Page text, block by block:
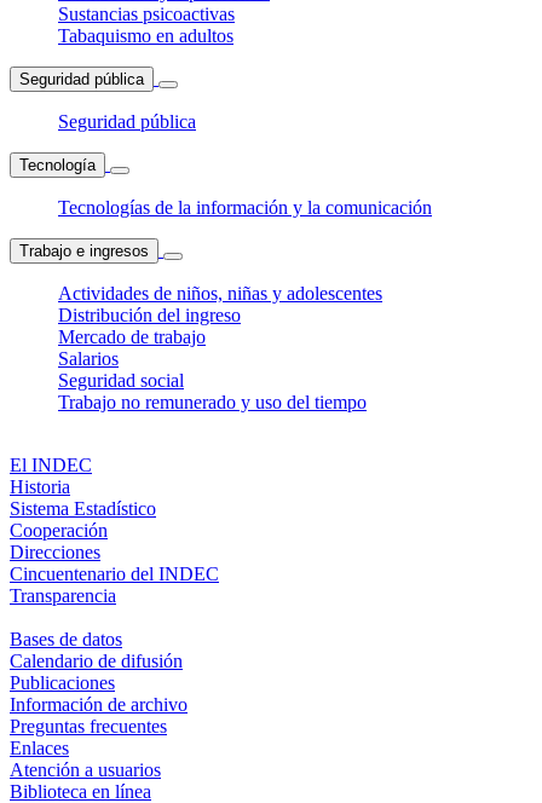
Sustancias psicoactivas
Tabaquismo en adultos
Seguridad pública
Seguridad pública
Tecnología
Tecnologías de la información y la comunicación
Trabajo e ingresos
Actividades de niños, niñas y adolescentes
Distribución del ingreso
Mercado de trabajo
Salarios
Seguridad social
Trabajo no remunerado y uso del tiempo
El INDEC
Historia
Sistema Estadístico
Cooperación
Direcciones
Cincuentenario del INDEC
Transparencia
Bases de datos
Calendario de difusión
Publicaciones
Información de archivo
Preguntas frecuentes
Enlaces
Atención a usuarios
Biblioteca en línea